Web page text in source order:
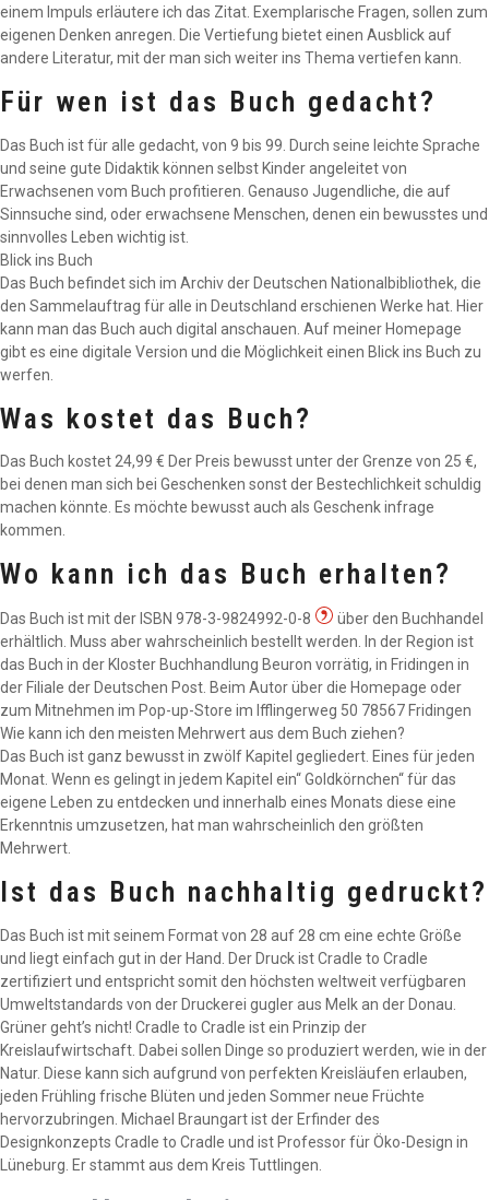
einem Impuls erläutere ich das Zitat. Exemplarische Fragen, sollen zum
eigenen Denken anregen. Die Vertiefung bietet einen Ausblick auf
andere Literatur, mit der man sich weiter ins Thema vertiefen kann.
Für wen ist das Buch gedacht?
Das Buch ist für alle gedacht, von 9 bis 99. Durch seine leichte Sprache
und seine gute Didaktik können selbst Kinder angeleitet von
Erwachsenen vom Buch profitieren. Genauso Jugendliche, die auf
Sinnsuche sind, oder erwachsene Menschen, denen ein bewusstes und
sinnvolles Leben wichtig ist.
Blick ins Buch
Das Buch befindet sich im Archiv der Deutschen Nationalbibliothek, die
den Sammelauftrag für alle in Deutschland erschienen Werke hat. Hier
kann man das Buch auch digital anschauen. Auf meiner Homepage
gibt es eine digitale Version und die Möglichkeit einen Blick ins Buch zu
werfen.
Was kostet das Buch?
Das Buch kostet 24,99 € Der Preis bewusst unter der Grenze von 25 €,
bei denen man sich bei Geschenken sonst der Bestechlichkeit schuldig
machen könnte. Es möchte bewusst auch als Geschenk infrage
kommen.
Wo kann ich das Buch erhalten?
Das Buch ist mit der ISBN 978-3-9824992-0-8
über den Buchhandel
erhältlich. Muss aber wahrscheinlich bestellt werden. In der Region ist
das Buch in der Kloster Buchhandlung Beuron vorrätig, in Fridingen in
der Filiale der Deutschen Post. Beim Autor über die Homepage oder
zum Mitnehmen im Pop-up-Store im Ifflingerweg 50 78567 Fridingen
Wie kann ich den meisten Mehrwert aus dem Buch ziehen?
Das Buch ist ganz bewusst in zwölf Kapitel gegliedert. Eines für jeden
Monat. Wenn es gelingt in jedem Kapitel ein“ Goldkörnchen“ für das
eigene Leben zu entdecken und innerhalb eines Monats diese eine
Erkenntnis umzusetzen, hat man wahrscheinlich den größten
Mehrwert.
Ist das Buch nachhaltig gedruckt?
Das Buch ist mit seinem Format von 28 auf 28 cm eine echte Größe
und liegt einfach gut in der Hand. Der Druck ist Cradle to Cradle
zertifiziert und entspricht somit den höchsten weltweit verfügbaren
Umweltstandards von der Druckerei gugler aus Melk an der Donau.
Grüner geht’s nicht! Cradle to Cradle ist ein Prinzip der
Kreislaufwirtschaft. Dabei sollen Dinge so produziert werden, wie in der
Natur. Diese kann sich aufgrund von perfekten Kreisläufen erlauben,
jeden Frühling frische Blüten und jeden Sommer neue Früchte
hervorzubringen. Michael Braungart ist der Erfinder des
Designkonzepts Cradle to Cradle und ist Professor für Öko-Design in
Lüneburg. Er stammt aus dem Kreis Tuttlingen.